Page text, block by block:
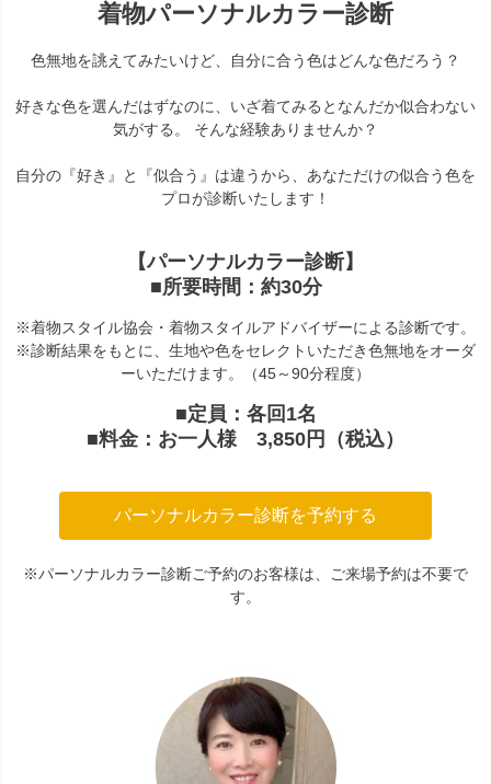
着物パーソナルカラー診断
色無地を誂えてみたいけど、自分に合う色はどんな色だろう？
好きな色を選んだはずなのに、いざ着てみるとなんだか似合わない
気がする。 そんな経験ありませんか？
自分の『好き』と『似合う』は違うから、あなただけの似合う色を
プロが診断いたします！
【パーソナルカラー診断】
■所要時間：約30分
※着物スタイル協会・着物スタイルアドバイザーによる診断です。
※診断結果をもとに、生地や色をセレクトいただき色無地をオーダ
ーいただけます。（45～90分程度）
■定員：各回1名
■料金：お一人様 3,850円（税込）
パーソナルカラー診断を予約する
※パーソナルカラー診断ご予約のお客様は、ご来場予約は不要で
す。